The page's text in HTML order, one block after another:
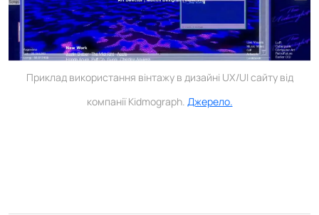
Приклад використання вінтажу в дизайні UX/UI сайту від
компанії Kidmograph. Джерело.